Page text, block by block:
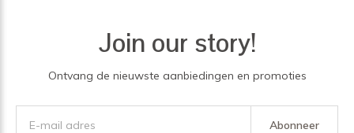
Join our story!
Ontvang de nieuwste aanbiedingen en promoties
Abonneer